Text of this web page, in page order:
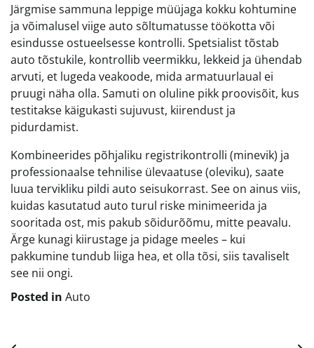
Järgmise sammuna leppige müüjaga kokku kohtumine
ja võimalusel viige auto sõltumatusse töökotta või
esindusse ostueelsesse kontrolli. Spetsialist tõstab
auto tõstukile, kontrollib veermikku, lekkeid ja ühendab
arvuti, et lugeda veakoode, mida armatuurlaual ei
pruugi näha olla. Samuti on oluline pikk proovisõit, kus
testitakse käigukasti sujuvust, kiirendust ja
pidurdamist.
Kombineerides põhjaliku registrikontrolli (minevik) ja
professionaalse tehnilise ülevaatuse (oleviku), saate
luua tervikliku pildi auto seisukorrast. See on ainus viis,
kuidas kasutatud auto turul riske minimeerida ja
sooritada ost, mis pakub sõidurõõmu, mitte peavalu.
Ärge kunagi kiirustage ja pidage meeles – kui
pakkumine tundub liiga hea, et olla tõsi, siis tavaliselt
see nii ongi.
Posted in Auto